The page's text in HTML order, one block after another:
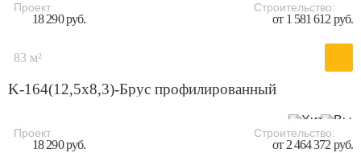
Проект
18 290 руб.
Строительство:
от 1 581 612 руб.
83 м²
K-164(12,5х8,3)-Брус профилированный
Проект
18 290 руб.
Строительство:
от 2 464 372 руб.